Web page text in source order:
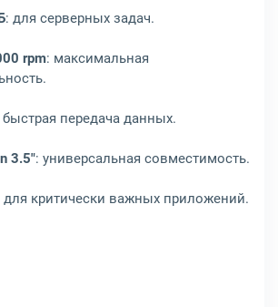
: для серверных задач.
rpm: максимальная
быстрая передача данных.
3.5": универсальная совместимость.
для критически важных приложений.